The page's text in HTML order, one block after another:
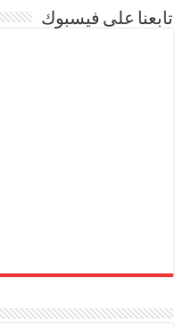
تابعنا على فيسبوك